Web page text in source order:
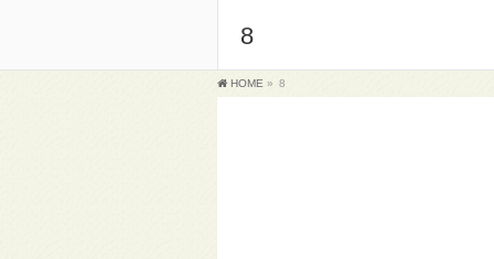
8
HOME » 8